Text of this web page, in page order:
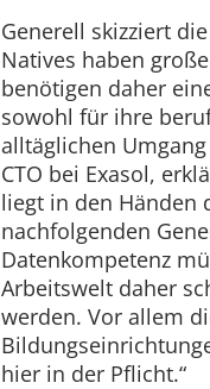
Generell skizziert
Natives haben
benötigen daher
sowohl für ihre
alltäglichen
CTO bei Exasol,
liegt in den Händen
nachfolgenden
Datenkompetenz
Arbeitswelt daher
werden. Vor allem
hier in der Pflicht.“